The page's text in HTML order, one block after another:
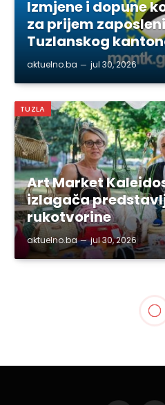
Izmjene i dopune
za prijem
Tuzlanskog
aktuelno.ba jul 30, 2026
TUZLA
Art Market
izlagača
rukotvorine
aktuelno.ba jul 30, 2026
Okončani
sanaciji